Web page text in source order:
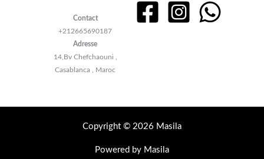
Contact
+212665690187
Adresse
14,Bv Chefchaouni ,
Casablanca , Maroc
Copyright © 2026 Masila
Powered by Masila